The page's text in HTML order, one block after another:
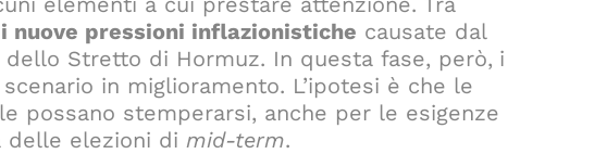
nuove pressioni inflazionistiche causate dal
Stretto di Hormuz. In questa fase, però, i
in miglioramento. L’ipotesi è che le
possano stemperarsi, anche per le esigenze
delle elezioni di mid-term.